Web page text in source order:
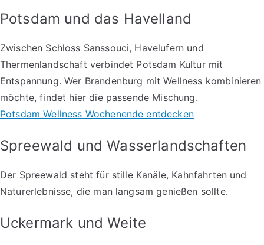
Potsdam und das Havelland
Zwischen Schloss Sanssouci, Havelufern und
Thermenlandschaft verbindet Potsdam Kultur mit
Entspannung. Wer Brandenburg mit Wellness kombinieren
möchte, findet hier die passende Mischung.
Potsdam Wellness Wochenende entdecken
Spreewald und Wasserlandschaften
Der Spreewald steht für stille Kanäle, Kahnfahrten und
Naturerlebnisse, die man langsam genießen sollte.
Uckermark und Weite